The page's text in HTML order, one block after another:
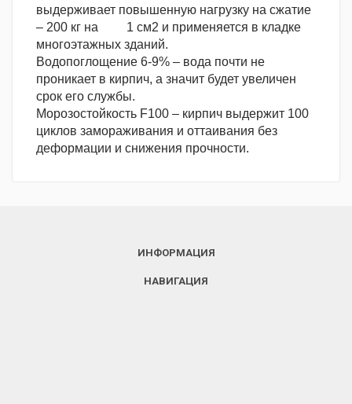
выдерживает повышенную нагрузку на сжатие
– 200 кг на 1 см2 и применяется в кладке
многоэтажных зданий.
Водопоглощение 6-9% – вода почти не
проникает в кирпич, а значит будет увеличен
срок его службы.
Морозостойкость F100 – кирпич выдержит 100
циклов замораживания и оттаивания без
деформации и снижения прочности.
ИНФОРМАЦИЯ
НАВИГАЦИЯ